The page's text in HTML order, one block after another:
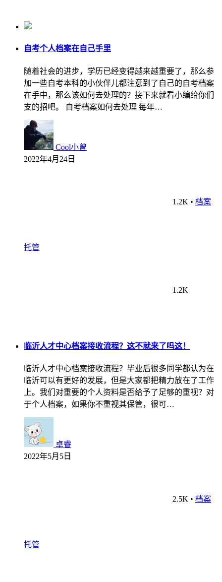
自考个人档案在自己手里
随着社会的进步，学历已经变得越来越重要了，那么参
加一些自考本科的小伙伴儿都注意到了自己的自考档案
在手中，那么该如何去处理的？接下来就看小编给你们
支的招吧。 自考档案如何去处理 每年…
Cool小曾
2022年4月24日
1.2K • 档案
托管
1.2K
临沂人才中心档案接收流程？这不就来了吗这！
临沂人才中心档案接收流程？毕业后很多同学都认为在
临沂可以有更好的发展，但是大家都把精力放在了工作
上。我们对重要的个人资料是否给予了足够的重视？对
于个人档案，如果你不重视其保管，很可…
卓睿
2022年5月5日
2.5K • 档案
托管